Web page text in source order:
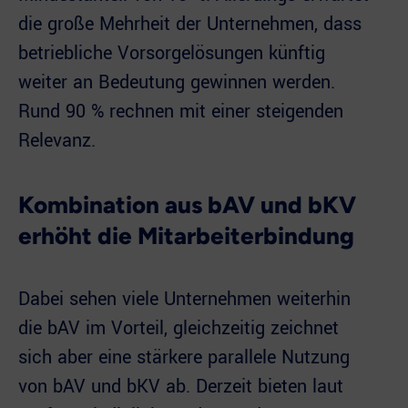
die große Mehrheit der Unternehmen, dass
betriebliche Vorsorgelösungen künftig
weiter an Bedeutung gewinnen werden.
Rund 90 % rechnen mit einer steigenden
Relevanz.
Kombination aus bAV und bKV
erhöht die Mitarbeiterbindung
Dabei sehen viele Unternehmen weiterhin
die bAV im Vorteil, gleichzeitig zeichnet
sich aber eine stärkere parallele Nutzung
von bAV und bKV ab. Derzeit bieten laut